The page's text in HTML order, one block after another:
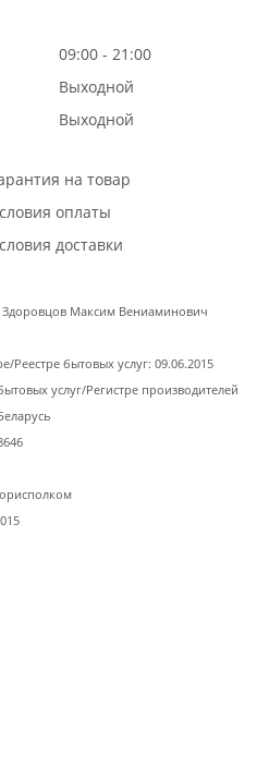
09:00 - 21:00
Выходной
Выходной
на товар
оплаты
доставки
Максим Вениаминович
Реестре бытовых услуг: 09.06.2015
услуг/Регистре производителей